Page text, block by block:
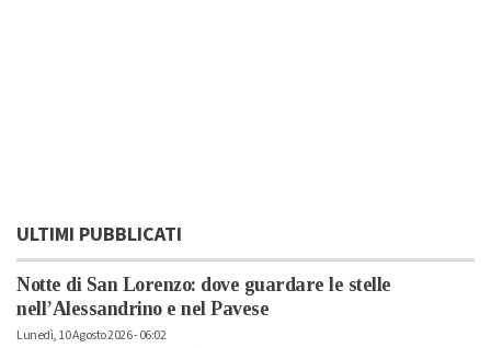
ULTIMI PUBBLICATI
Notte di San Lorenzo: dove guardare le stelle
nell’Alessandrino e nel Pavese
Lunedì, 10 Agosto 2026 - 06:02